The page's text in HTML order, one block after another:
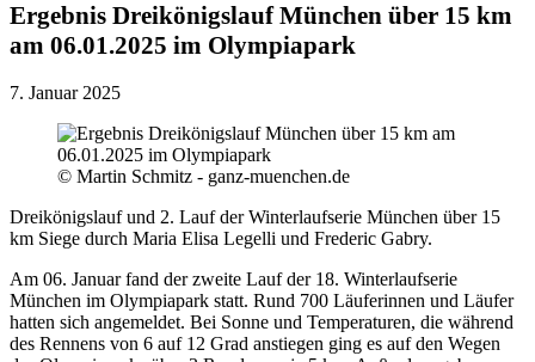
Ergebnis Dreikönigslauf München über 15 km
am 06.01.2025 im Olympiapark
7. Januar 2025
© Martin Schmitz - ganz-muenchen.de
Dreikönigslauf und 2. Lauf der Winterlaufserie München über 15
km Siege durch Maria Elisa Legelli und Frederic Gabry.
Am 06. Januar fand der zweite Lauf der 18. Winterlaufserie
München im Olympiapark statt. Rund 700 Läuferinnen und Läufer
hatten sich angemeldet. Bei Sonne und Temperaturen, die während
des Rennens von 6 auf 12 Grad anstiegen ging es auf den Wegen